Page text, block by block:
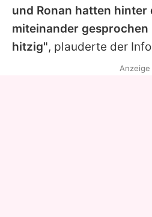
und Ronan hatten hinter
miteinander
hitzig", plauderte der
Anzeige